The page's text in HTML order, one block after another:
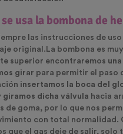
se usa la bombona de
las instrucciones de
original.La bombona es
superior encontraremos
girar para permitir el paso
insertamos la boca del
giramos dicha válvula hacia
de goma, por lo que nos
con total normalidad.
que el gas deje de salir, solo